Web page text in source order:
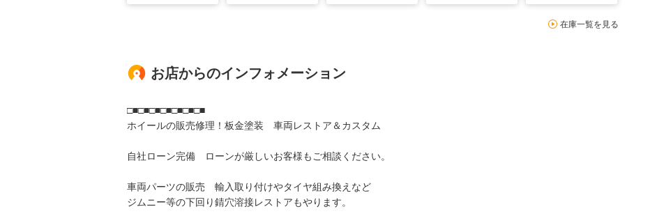
在庫一覧を見る
お店からのインフォメーション
□■□■□■□■□■□■□■
ホイールの販売修理！板金塗装 車両レストア＆カスタム
自社ローン完備 ローンが厳しいお客様もご相談ください。
車両パーツの販売 輸入取り付けやタイヤ組み換えなど
ジムニー等の下回り錆穴溶接レストアもやります。